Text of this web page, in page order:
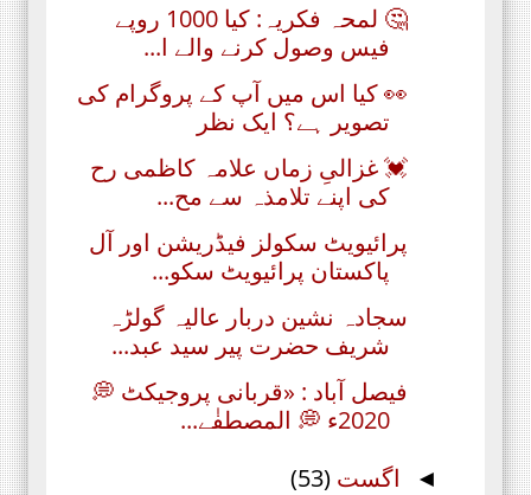
🤔 لمحہ فکریہ: کیا 1000 روپے
فیس وصول کرنے والے ا...
👀 کیا اس میں آپ کے پروگرام کی
تصویر ہے؟ ایک نظر
💓 غزالیِ زماں علامہ کاظمی رح
کی اپنے تلامذہ سے مح...
پرائیویٹ سکولز فیڈریشن اور آل
پاکستان پرائیویٹ سکو...
سجادہ نشین دربار عالیہ گولڑہ
شریف حضرت پیر سید عبد...
فیصل آباد : «قربانی پروجیکٹ 💭
2020ء 💭 المصطفٰے...
◄ اگست (53)